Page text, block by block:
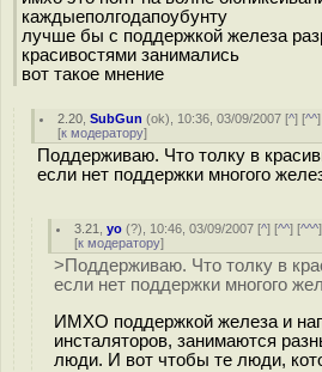
каждыеполгодапоубунту
лучше бы с поддержкой железа
красивостями занимались
вот такое мнение
2.20 ,SubGun (ok), 10:36, 03/09/2007 [^] [^^
[к модератору]
Поддерживаю. Что толку в
если нет поддержки многого
3.21 ,yo (?), 10:46, 03/09/2007 [^] [^^] [^^^
[к модератору]
>Поддерживаю. Что толку в
если нет поддержки многого
ИМХО поддержкой железа и
инсталяторов, занимаются
люди. И вот чтобы те люди,